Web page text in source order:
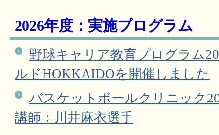
2026年度：実施プログラム
野球キャリア教育プログラム
ルドHOKKAIDOを開催しました
バスケットボールクリニック
講師：川井麻衣選手